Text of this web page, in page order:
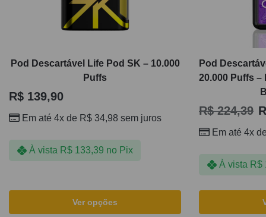
Pod Descartável Life Pod SK – 10.000
Puffs
R$ 139,90
Em até 4x de R$ 34,98 sem juros
À vista R$133,39 no Pix
Ver opções
Pod
20.000 Puffs –
R$224,39
Em até 4x
À vista R$